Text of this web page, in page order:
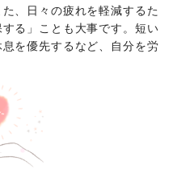
、日々の疲れを軽減するた
る」ことも大事です。短い
を優先するなど、自分を労